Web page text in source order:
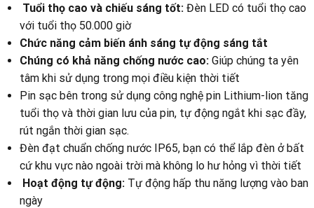
Tuổi thọ cao và chiếu sáng tốt: Đèn LED có tuổi thọ cao
với tuổi thọ 50.000 giờ
Chức năng cảm biến ánh sáng tự động sáng tắt
Chúng có khả năng chống nước cao: Giúp chúng ta yên
tâm khi sử dụng trong mọi điều kiện thời tiết
Pin sạc bên trong sử dụng công nghệ pin Lithium-lion tăng
tuổi thọ và thời gian lưu của pin, tự động ngắt khi sạc đầy,
rút ngắn thời gian sạc.
Đèn đạt chuẩn chống nước IP65, bạn có thể lắp đèn ở bất
cứ khu vực nào ngoài trời mà không lo hư hỏng vì thời tiết
Hoạt động tự động: Tự động hấp thu năng lượng vào ban
ngày